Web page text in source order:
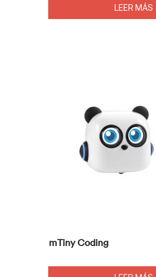
LEER MÁS
mTiny Coding